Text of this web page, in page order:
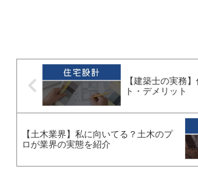
【建築士の実務
ト・デメリット
【土木業界】私に向いてる？土木のプ
ロが業界の実態を紹介